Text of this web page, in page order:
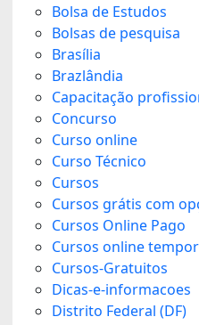
Bolsa de Estudos
Bolsas de pesquisa
Brasília
Brazlândia
Capacitação
Concurso
Curso online
Curso Técnico
Cursos
Cursos grátis com
Cursos Online Pago
Cursos online
Cursos-Gratuitos
Dicas-e-informacoes
Distrito Federal (DF)